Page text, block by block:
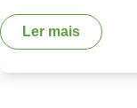
Ler mais